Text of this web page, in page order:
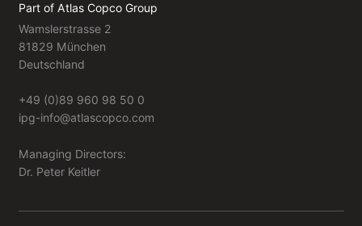
Part of Atlas Copco Group
Wamslerstrasse 2
81829 München
Deutschland
+49 (0)89 960 98 50 0
ipg-info@atlascopco.com
Managing Directors:
Dr. Peter Keitler